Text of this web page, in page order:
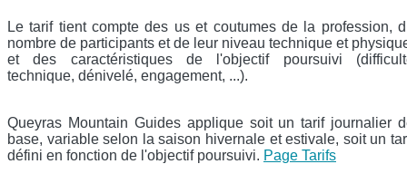
Le tarif tient compte des us et coutumes de la profession,
nombre de participants et de leur niveau technique et
et des caractéristiques de l'objectif poursuivi
technique, dénivelé, engagement, ...).
Queyras Mountain Guides applique soit un tarif journalier
base, variable selon la saison hivernale et estivale, soit un
défini en fonction de l'objectif poursuivi. Page Tarifs